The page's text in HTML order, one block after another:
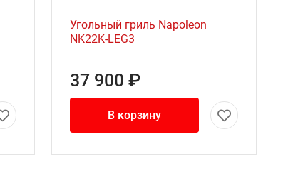
Угольный гриль Napoleon
NK22K-LEG3
37 900 ₽
В корзину